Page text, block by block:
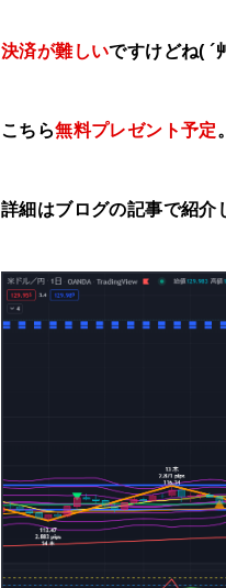
決済が難しいですけどね( ´
こちら無料プレゼント予定。
詳細はブログの記事で紹介